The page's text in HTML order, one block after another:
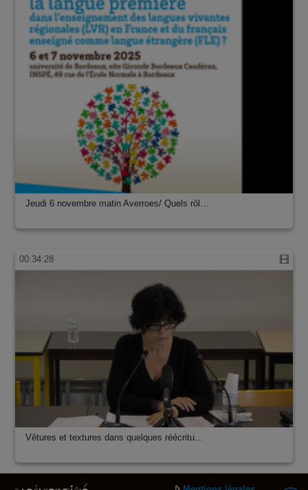
Jeudi 6 novembre matin Averroes/ Quels rôl…
00:34:28
Vêtures et textures dans quelques réécritu…